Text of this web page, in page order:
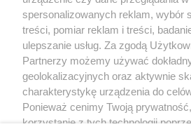
Żaden utwór zamieszczony w serwisie nie
rozpowszechniany lub dalej
tym także elektroniczny lub mechaniczny) na
spersonalizowanych reklam, wybór
treści, pomiar reklam i treści,
ulepszanie usług. Za zgodą
Partnerzy możemy używać
geolokalizacyjnych oraz aktywnie
charakterystykę urządzenia do
Ponieważ cenimy Twoją
korzystanie z tych technologii